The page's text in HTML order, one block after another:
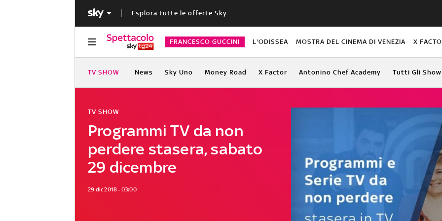
Esplora tutte le offerte Sky
FRANCESCO GUCCINI L'ODISSEA MOSTRA DEL CINEMA DI VENEZIA X
TV SHOW News Sky Uno Money Road X Factor Antonino Chef Academy Tutti Gli Show
Programmi TV da non
perdere stasera, sabato
29 dicembre
TV SHOW
29 dic 2018 - 03:00